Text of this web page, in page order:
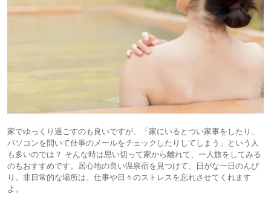
家でゆっくり過ごすのも良いですが、「家にいるとつい家事をしたり、
パソコンを開いて仕事のメールをチェックしたりしてしまう」という人
も多いのでは？ そんな時は思い切って家から離れて、一人旅をしてみる
のもおすすめです。居心地の良い温泉宿を見つけて、日がな一日のんび
り。非日常的な場所は、仕事や日々のストレスを忘れさせてくれます
よ。